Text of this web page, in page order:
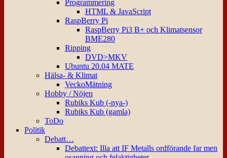
Programmering
HTML & JavaScript
RaspBerry Pi
RaspBerry Pi3 B+ och Klimatsensor
BME280
Ripping
DVD>MKV
Ubuntu 20.04 MATE
Hälsa- & Klimat
VeckoMätning
Hobby / Nöjen
Rubiks Kub (-nya-)
Rubiks Kub (gamla)
ToDo
Politik
Debatt…
Debattext: Illa att IF Metalls ordförande far men